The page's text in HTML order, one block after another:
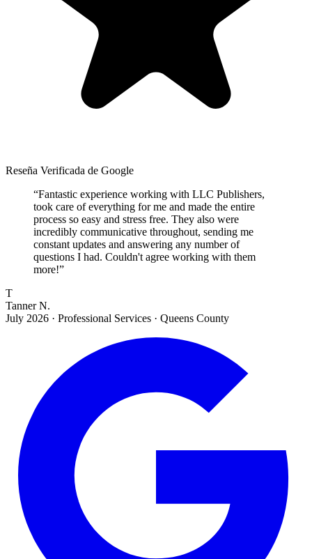
Reseña Verificada de Google
“Fantastic experience working with LLC Publishers,
took care of everything for me and made the entire
process so easy and stress free. They also were
incredibly communicative throughout, sending me
constant updates and answering any number of
questions I had. Couldn't agree working with them
more!”
T
Tanner N.
July 2026 · Professional Services · Queens County